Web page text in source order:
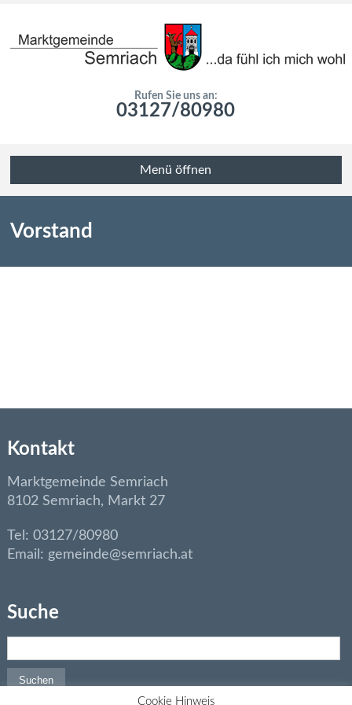
Rufen Sie uns an:
03127/80980
Menü öffnen
Vorstand
Kontakt
Marktgemeinde Semriach
8102 Semriach, Markt 27
Tel: 03127/80980
Email: gemeinde@semriach.at
Suche
Cookie Hinweis